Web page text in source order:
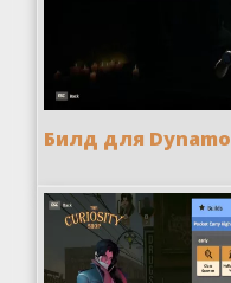
Билд для Dynamo